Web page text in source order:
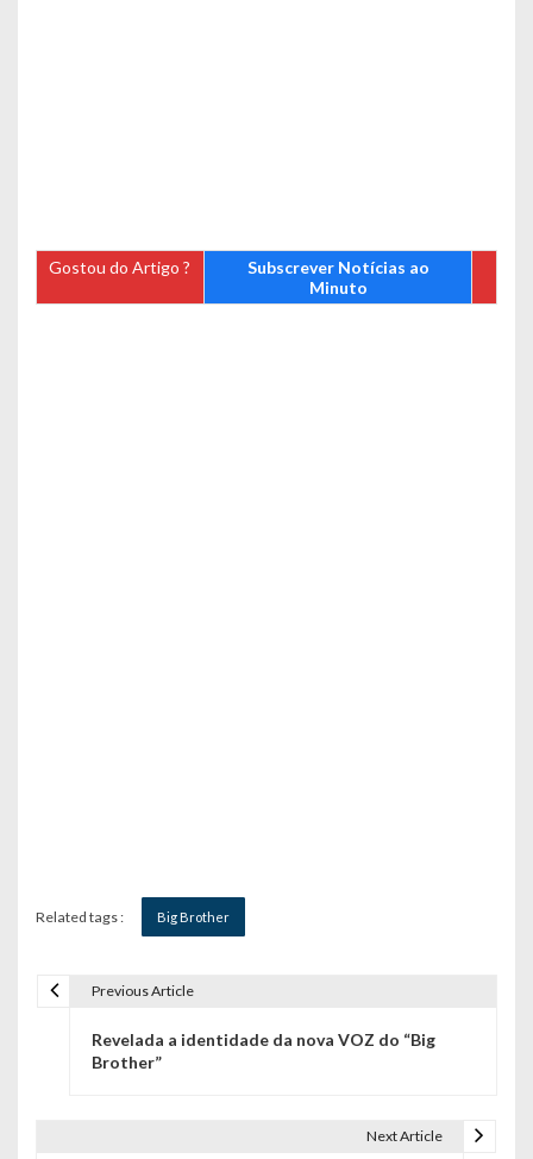
Gostou do Artigo ?
Subscrever Notícias ao
Minuto
Related tags : Big Brother
Previous Article
Revelada a identidade da nova VOZ do “Big
Brother”
Next Article